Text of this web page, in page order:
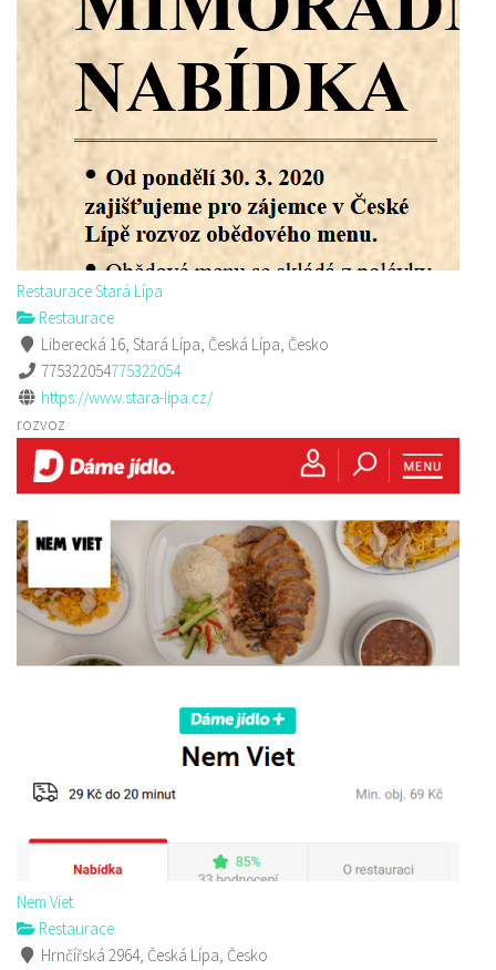
Restaurace Stará Lípa
Restaurace
Liberecká 16, Stará Lípa, Česká Lípa, Česko
775322054775322054
https://www.stara-lipa.cz/
rozvoz
Nem Viet
Restaurace
Hrnčířská 2964, Česká Lípa, Česko